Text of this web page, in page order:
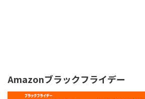
Amazonブラックフライデー